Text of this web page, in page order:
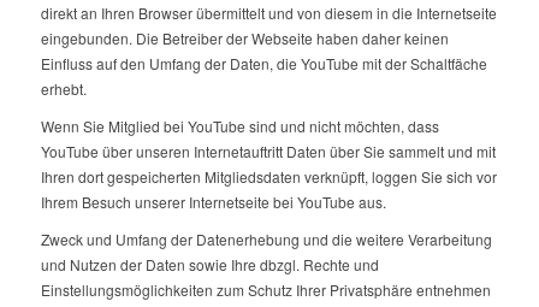
direkt an Ihren Browser übermittelt und von diesem in die Internetseite
eingebunden. Die Betreiber der Webseite haben daher keinen
Einfluss auf den Umfang der Daten, die YouTube mit der Schaltfäche
erhebt.
Wenn Sie Mitglied bei YouTube sind und nicht möchten, dass
YouTube über unseren Internetauftritt Daten über Sie sammelt und mit
Ihren dort gespeicherten Mitgliedsdaten verknüpft, loggen Sie sich vor
Ihrem Besuch unserer Internetseite bei YouTube aus.
Zweck und Umfang der Datenerhebung und die weitere Verarbeitung
und Nutzen der Daten sowie Ihre dbzgl. Rechte und
Einstellungsmöglichkeiten zum Schutz Ihrer Privatsphäre entnehmen